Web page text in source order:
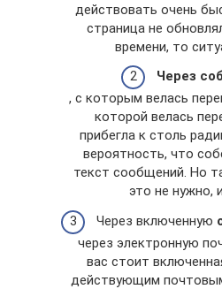
действовать очень
страница не
времени, то
Через
, с которым велась
которой велась
прибегла к столь
вероятность, что
текст сообщений. Но
это не нужно,
Через включенную
через электронную
вас стоит
действующим